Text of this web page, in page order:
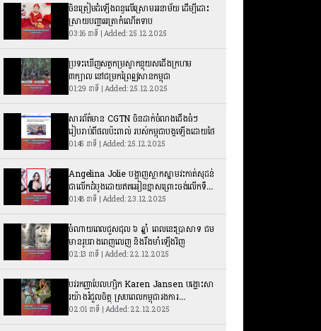
ចិនត្រៀមដំឡើងពន្ធលើស្រោមអនាម័យ ដើម្បីដោះ
ស្រាយបញ្ហាអត្រាកំណើតទាប
03:16 នាទី | Added: 25.12.2025
ប្រទះឃើញសត្វកម្រស្វាកន្ទុយសជើងក្រហម
៣ក្បាល នៅជម្រកព្រៃឦសានកម្ពុជា
01:29 នាទី | Added: 25.12.2025
សារព័ត៌មាន CGTN ចិនដាក់ចំណងជើងធំៗ
រៀបរាប់ពីផលប៉ះពាល់ របស់កម្ពុជាបង្កឡើងដោយថៃ
01:45 នាទី | Added: 25.12.2025
Angelina Jolie បង្ហាញស្លាកស្នាមវះកាត់សុដន់
ជាលើកដំបូងដោយឥតអៀនខ្មាសព្រោះចង់លើកទឹក
ចិត្តស្ត្រី
01:48 នាទី | Added: 23.12.2025
ចំណាយពេលជួសជុល ៦ ឆ្នាំ ពេលនេះប្រាសាទ ជម
មានរូបរាងពេញលេញ និងរឹងមាំឡើងវិញ
02:13 នាទី | Added: 22.12.2025
បវរកញ្ញាបែលហ្សិក Karen Jansen បង្ហោះសា
រយ៉ាងរំជួលចិត្ត ស្របពេលកម្ពុជារងការ
ឈ្លានពានពីសៀម
02:01 នាទី | Added: 22.12.2025